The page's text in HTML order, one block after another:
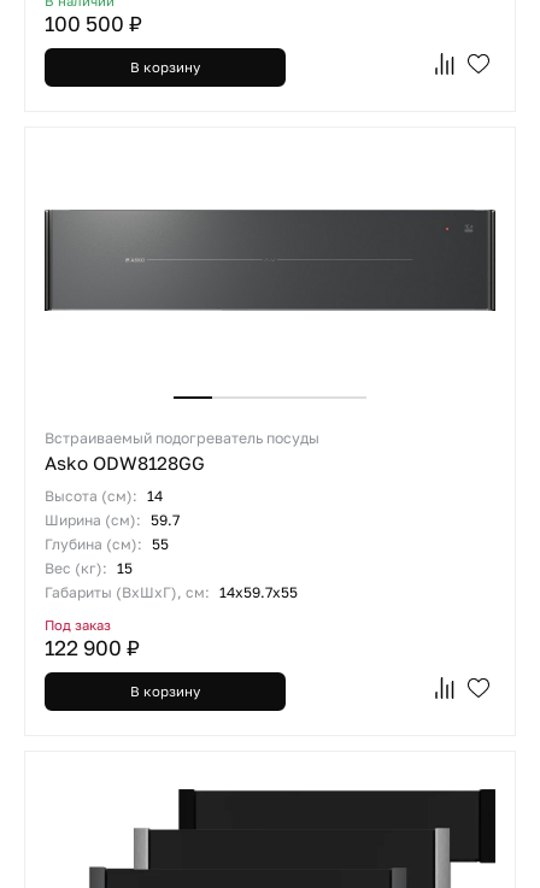
100 500 ₽
В корзину
Встраиваемый подогреватель посуды
Asko ODW8128GG
Высота (см): 14
Ширина (см): 59.7
Глубина (см): 55
Вес (кг): 15
Габариты (ВхШхГ), см: 14х59.7х55
Под заказ
122 900 ₽
В корзину